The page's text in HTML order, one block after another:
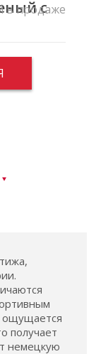
с
в продаже
ощущается
получает
немецкую